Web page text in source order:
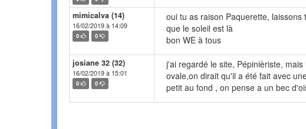
mimicalva (14)
16/02/2019 à 14:09
0 0
oui tu as raison Paquerette,
que le soleil est là
bon WE à tous
josiane 32 (32)
16/02/2019 à 15:01
0 0
j'ai regardé le site, Pépinièriste,
ovale,on dirait qu'il a été fait avec
petit au fond , on pense a un bec